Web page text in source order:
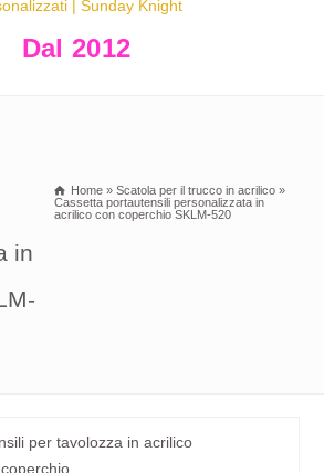
Dal 2012
in
Home » Scatola per il trucco in acrilico »
Cassetta portautensili personalizzata in
acrilico con coperchio SKLM-520